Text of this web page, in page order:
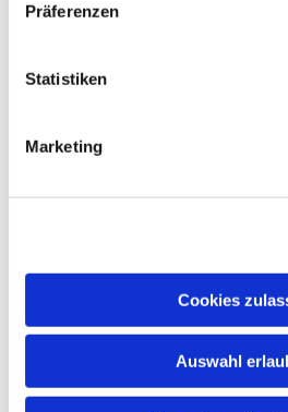
Präferenzen
Statistiken
Marketing
Cookies
Auswahl